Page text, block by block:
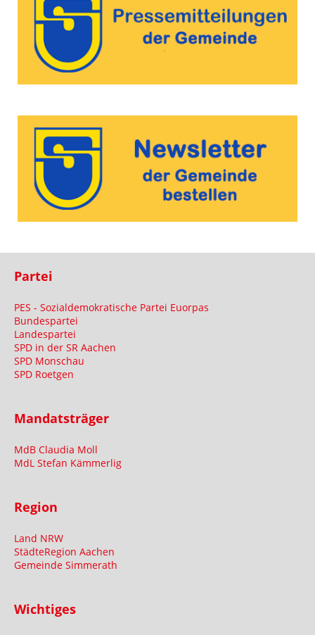
Partei
PES - Sozialdemokratische Partei Euorpas
Bundespartei
Landespartei
SPD in der SR Aachen
SPD Monschau
SPD Roetgen
Mandatsträger
MdB Claudia Moll
MdL Stefan Kämmerlig
Region
Land NRW
StädteRegion Aachen
Gemeinde Simmerath
Wichtiges